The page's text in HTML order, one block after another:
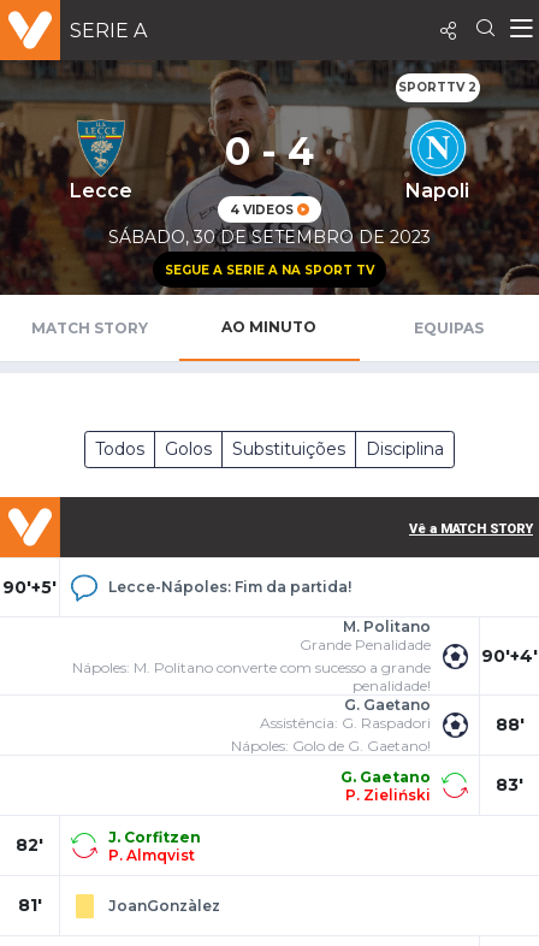
SERIE A
SPORTTV 2
Lecce
0 - 4
4 VIDEOS
Napoli
SÁBADO, 30 DE SETEMBRO DE 2023
SEGUE A SERIE A NA SPORT TV
MATCH STORY AO MINUTO EQUIPAS
Todos Golos Substituições Disciplina
Vê a MATCH STORY
90'+5' Lecce-Nápoles: Fim da partida!
90'+4'
M. Politano
Grande Penalidade
Nápoles: M. Politano converte com sucesso a grande
penalidade!
88'
G. Gaetano
Assistência: G. Raspadori
Nápoles: Golo de G. Gaetano!
83'
G. Gaetano
P. Zieliński
82'
J. Corfitzen
P. Almqvist
81' JoanGonzàlez